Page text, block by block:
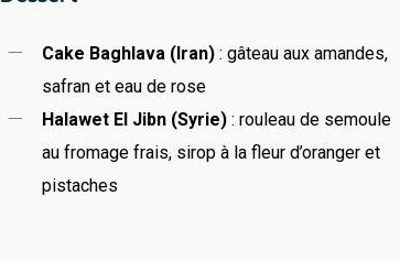
Cake Baghlava (Iran): gâteau aux amandes,
safran et eau de rose
Halawet El Jibn (Syrie): rouleau de semoule
au fromage frais, sirop à la fleur d’oranger et
pistaches